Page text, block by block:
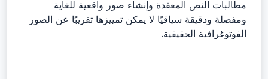
مطالبات النص المعقدة وإنشاء صور واقعية للغاية
ومفصلة ودقيقة سياقيًا لا يمكن تمييزها تقريبًا عن الصور
الفوتوغرافية الحقيقية.